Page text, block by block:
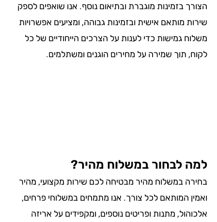
בזמינות מוגברת ובתיאום נוסף. אנו שואפים לספק
מותאם אישית ובזמינות גבוהה, ומציעים אפשרויות
גמישות כדי לענות על הצרכים הייחודיים של כל
תוך שמירה על מחירים הוגנים ומשתלמים.
לבחור במשלוח מהיר?
במשלוח מהיר מבטיחה לכם שירות מקצועי, מהיר
המותאם לכל צורך. אנו מתמחים במשלוחי פרחים,
מתנות ופריטים נוספים, ומקפידים על אריזה